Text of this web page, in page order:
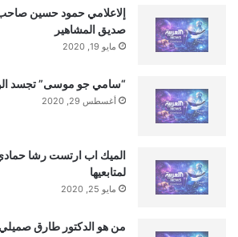
إلاعلامي حمود حسين صاحب
صديق المشاهير
مايو 19, 2020
“سامي جو موسى” تجسد
أغسطس 29, 2020
الميك اب ارتست رشا
لمتابعيها
مايو 25, 2020
من هو الدكتور طارق